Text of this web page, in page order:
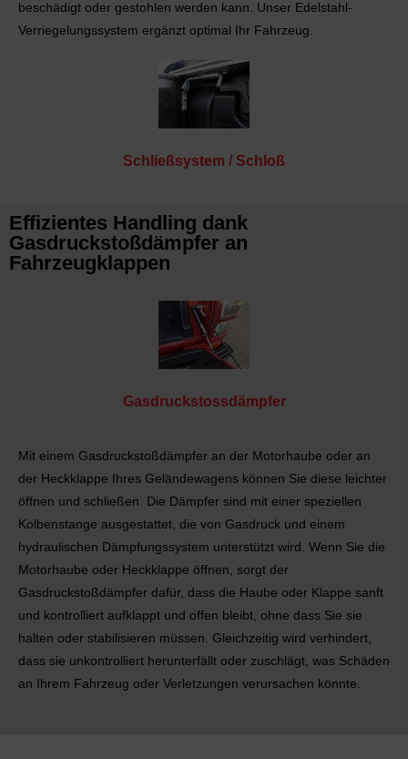
beschädigt oder gestohlen werden kann. Unser Edelstahl-
Verriegelungssystem ergänzt optimal Ihr Fahrzeug.
Schließsystem / Schloß
Effizientes Handling dank
Gasdruckstoßdämpfer an
Fahrzeugklappen
Gasdruckstossdämpfer
Mit einem Gasdruckstoßdämpfer an der Motorhaube oder an
der Heckklappe Ihres Geländewagens können Sie diese leichter
öffnen und schließen. Die Dämpfer sind mit einer speziellen
Kolbenstange ausgestattet, die von Gasdruck und einem
hydraulischen Dämpfungssystem unterstützt wird. Wenn Sie die
Motorhaube oder Heckklappe öffnen, sorgt der
Gasdruckstoßdämpfer dafür, dass die Haube oder Klappe sanft
und kontrolliert aufklappt und offen bleibt, ohne dass Sie sie
halten oder stabilisieren müssen. Gleichzeitig wird verhindert,
dass sie unkontrolliert herunterfällt oder zuschlägt, was Schäden
an Ihrem Fahrzeug oder Verletzungen verursachen könnte.